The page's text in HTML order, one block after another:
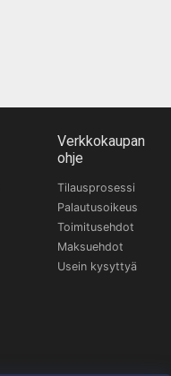
Verkkokaupan
ohje
Tilausprosessi
Palautusoikeus
Toimitusehdot
Maksuehdot
Usein kysyttyä